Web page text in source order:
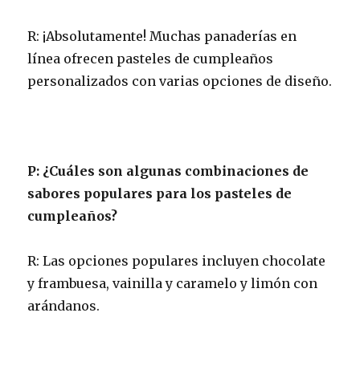
R: ¡Absolutamente! Muchas panaderías en
línea ofrecen pasteles de cumpleaños
personalizados con varias opciones de diseño.
P: ¿Cuáles son algunas combinaciones de
sabores populares para los pasteles de
cumpleaños?
R: Las opciones populares incluyen chocolate
y frambuesa, vainilla y caramelo y limón con
arándanos.